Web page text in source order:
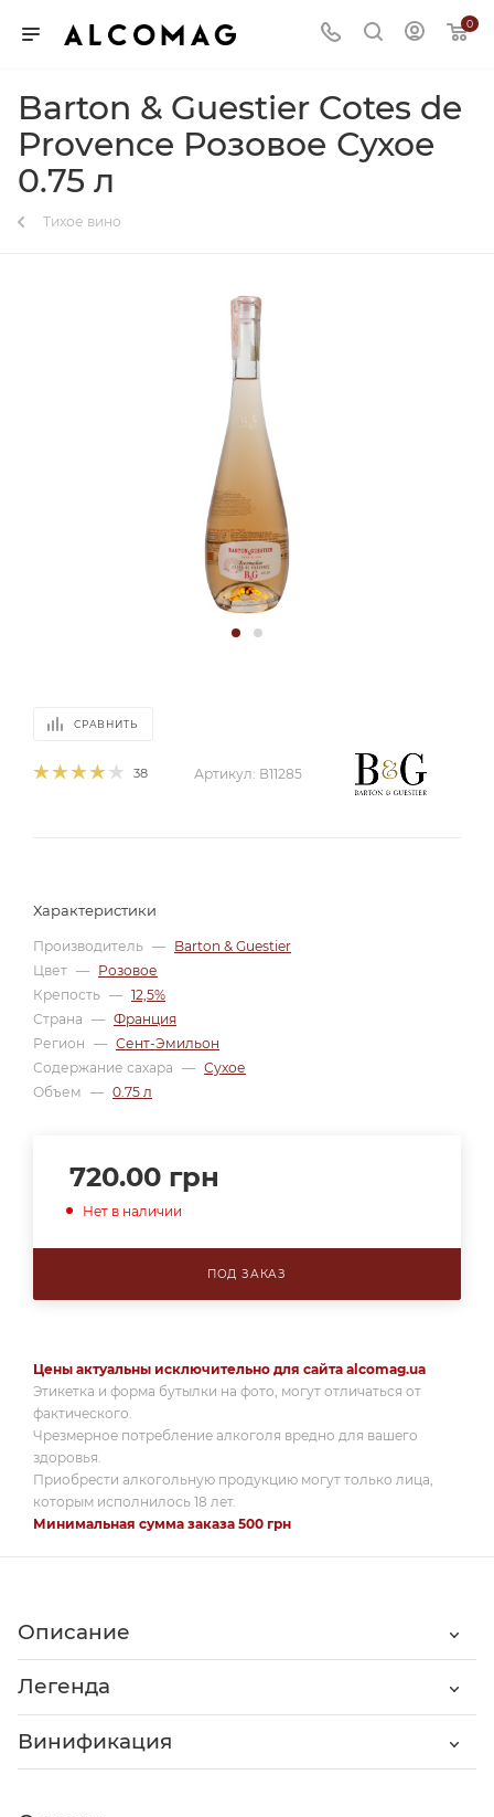
0
Barton & Guestier Cotes de
Provence Розовое Сухое
0.75 л
Тихое вино
СРАВНИТЬ
38 Артикул: В11285
Характеристики
Производитель — Barton & Guestier
Цвет — Розовое
Крепость — 12,5%
Страна — Франция
Регион — Сент-Эмильон
Содержание сахара — Сухое
Объем — 0.75 л
720.00 грн
Нет в наличии
ПОД ЗАКАЗ
Цены актуальны исключительно для сайта alcomag.ua
Этикетка и форма бутылки на фото, могут отличаться от
фактического.
Чрезмерное потребление алкоголя вредно для вашего
здоровья.
Приобрести алкогольную продукцию могут только лица,
которым исполнилось 18 лет.
Минимальная сумма заказа 500 грн
Описание
Легенда
Винификация